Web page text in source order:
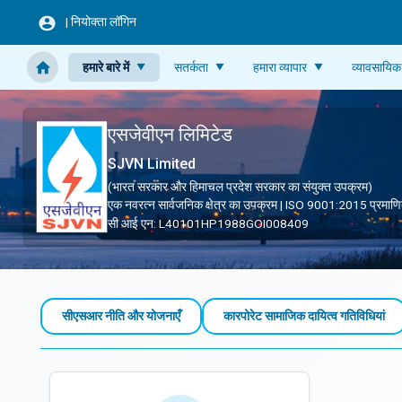
| नियोक्ता लॉगिन
हमारे बारे में सतर्कता हमारा व्यापार व्यावसायिक
एसजेवीएन लिमिटेड
SJVN Limited
(भारत सरकार और हिमाचल प्रदेश सरकार का संयुक्त उपक्रम)
एक नवरत्न सार्वजनिक क्षेत्र का उपक्रम | ISO 9001:2015
सी आई एन: L40101HP1988GOI008409
एसजेवीएन में सीएसआर
सीएसआर नीति और योजनाएँ कारपोरेट सामाजिक दायित्‍व ग‍तिविधियां